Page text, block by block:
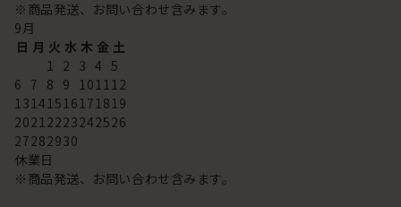
※商品発送、お問い合わせ含みます。
9月
日 月 火 水 木 金 土
1 2 3 4 5
6 7 8 9 101112
13141516171819
20212223242526
27282930
休業日
※商品発送、お問い合わせ含みます。